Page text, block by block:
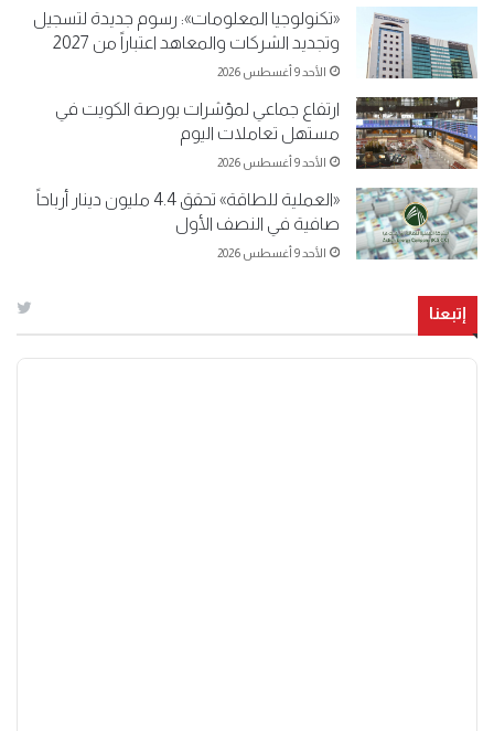
«تكنولوجيا المعلومات»: رسوم جديدة لتسجيل
وتجديد الشركات والمعاهد اعتباراً من 2027
الأحد 9 أغسطس 2026
ارتفاع جماعي لمؤشرات بورصة الكويت في
مستهل تعاملات اليوم
الأحد 9 أغسطس 2026
«العملية للطاقة» تحقق 4.4 مليون دينار أرباحاً
صافية في النصف الأول
الأحد 9 أغسطس 2026
إتبعنا